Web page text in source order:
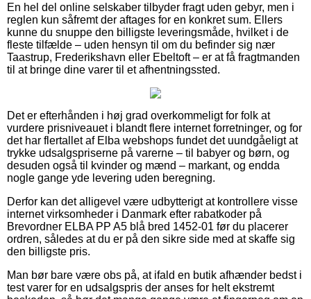
En hel del online selskaber tilbyder fragt uden gebyr, men i
reglen kun såfremt der aftages for en konkret sum. Ellers
kunne du snuppe den billigste leveringsmåde, hvilket i de
fleste tilfælde – uden hensyn til om du befinder sig nær
Taastrup, Frederikshavn eller Ebeltoft – er at få fragtmanden
til at bringe dine varer til et afhentningssted.
Det er efterhånden i høj grad overkommeligt for folk at
vurdere prisniveauet i blandt flere internet forretninger, og for
det har flertallet af Elba webshops fundet det uundgåeligt at
trykke udsalgspriserne på varerne – til babyer og børn, og
desuden også til kvinder og mænd – markant, og endda
nogle gange yde levering uden beregning.
Derfor kan det alligevel være udbytterigt at kontrollere visse
internet virksomheder i Danmark efter rabatkoder på
Brevordner ELBA PP A5 blå bred 1452-01 før du placerer
ordren, således at du er på den sikre side med at skaffe sig
den billigste pris.
Man bør bare være obs på, at ifald en butik afhænder bedst i
test varer for en udsalgspris der anses for helt ekstremt